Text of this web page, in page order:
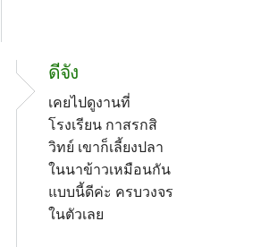
ดีจัง
เคยไปดูงานที่
โรงเรียน กาสรกสิ
วิทย์ เขาก็เลี้ยงปลา
ในนาข้าวเหมือนกัน
แบบนี้ดีค่ะ ครบวงจร
ในตัวเลย